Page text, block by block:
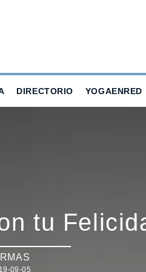
DIRECTORIO YOGAENRED
tu
09-05